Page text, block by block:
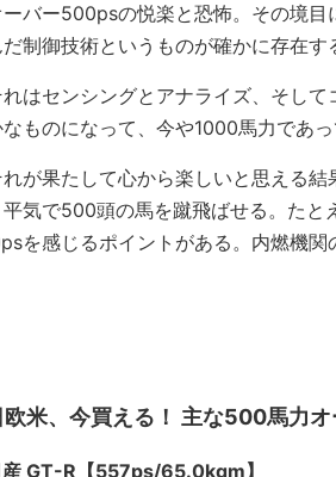
バー500psの悦楽と恐怖。その境目
制御技術というものが確かに存在す
はセンシングとアナライズ、そして
ものになって、今や1000馬力であ
が果たして心から楽しいと思える結
気で500頭の馬を蹴飛ばせる。たと
を感じるポイントがある。内燃機関
欧米、今買える！ 主な500馬力
GT-R【557ps/65.0kgm】